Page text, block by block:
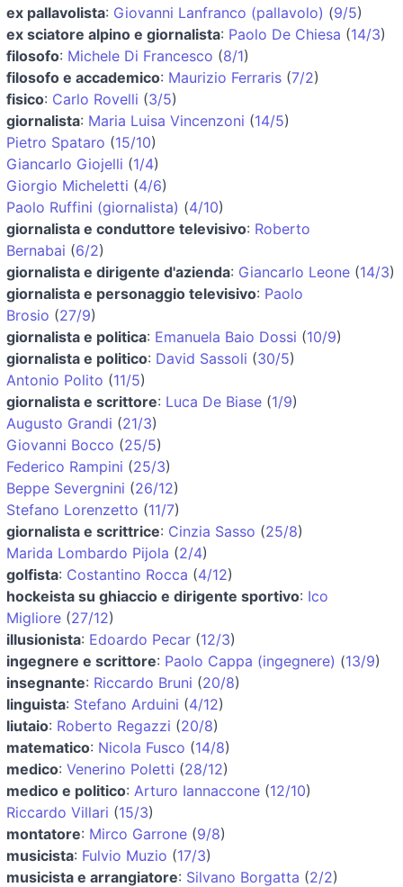
ex pallavolista: Giovanni Lanfranco (pallavolo) (9/5)
ex sciatore alpino e giornalista: Paolo De Chiesa (14/3)
filosofo: Michele Di Francesco (8/1)
filosofo e accademico: Maurizio Ferraris (7/2)
fisico: Carlo Rovelli (3/5)
giornalista: Maria Luisa Vincenzoni (14/5)
Pietro Spataro (15/10)
Giancarlo Giojelli (1/4)
Giorgio Micheletti (4/6)
Paolo Ruffini (giornalista) (4/10)
giornalista e conduttore televisivo: Roberto
Bernabai (6/2)
giornalista e dirigente d'azienda: Giancarlo Leone (14/3)
giornalista e personaggio televisivo: Paolo
Brosio (27/9)
giornalista e politica: Emanuela Baio Dossi (10/9)
giornalista e politico: David Sassoli (30/5)
Antonio Polito (11/5)
giornalista e scrittore: Luca De Biase (1/9)
Augusto Grandi (21/3)
Giovanni Bocco (25/5)
Federico Rampini (25/3)
Beppe Severgnini (26/12)
Stefano Lorenzetto (11/7)
giornalista e scrittrice: Cinzia Sasso (25/8)
Marida Lombardo Pijola (2/4)
golfista: Costantino Rocca (4/12)
hockeista su ghiaccio e dirigente sportivo: Ico
Migliore (27/12)
illusionista: Edoardo Pecar (12/3)
ingegnere e scrittore: Paolo Cappa (ingegnere) (13/9)
insegnante: Riccardo Bruni (20/8)
linguista: Stefano Arduini (4/12)
liutaio: Roberto Regazzi (20/8)
matematico: Nicola Fusco (14/8)
medico: Venerino Poletti (28/12)
medico e politico: Arturo Iannaccone (12/10)
Riccardo Villari (15/3)
montatore: Mirco Garrone (9/8)
musicista: Fulvio Muzio (17/3)
musicista e arrangiatore: Silvano Borgatta (2/2)